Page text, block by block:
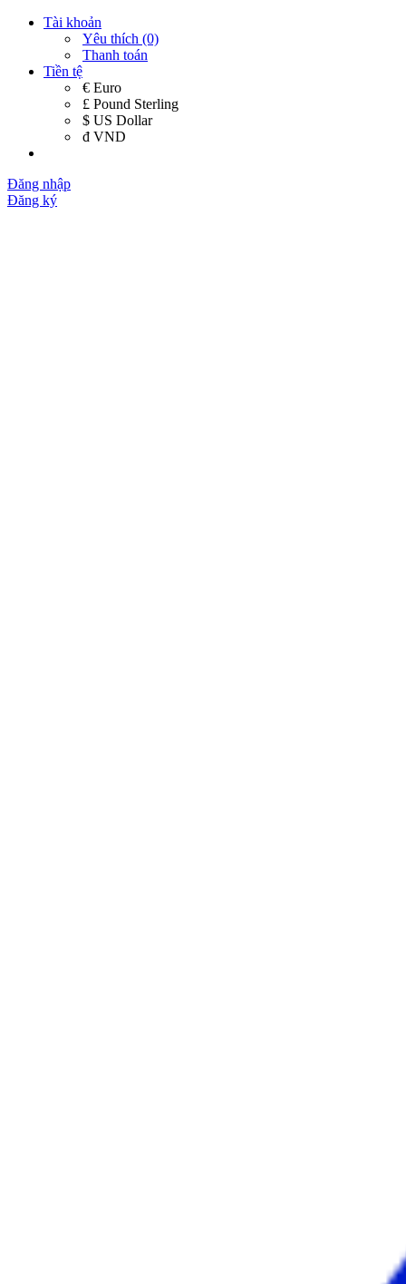
Tài khoản
Yêu thích (0)
Thanh toán
Tiền tệ
€ Euro
£ Pound Sterling
$ US Dollar
đ VND
Đăng nhập
Đăng ký